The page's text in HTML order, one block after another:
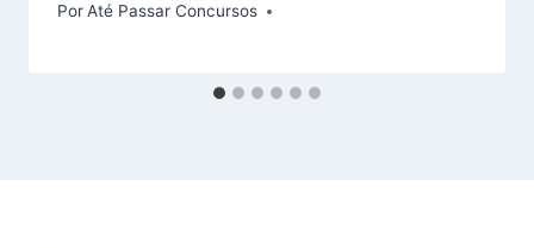
PorAté Passar Concursos